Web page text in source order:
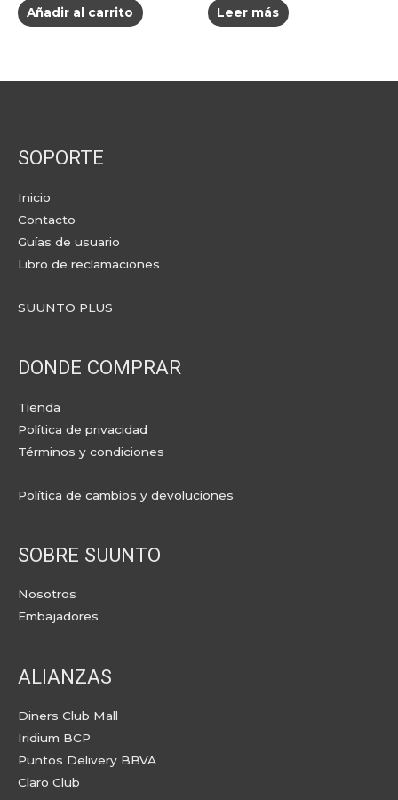
Añadir al carrito Leer más
SOPORTE
Inicio
Contacto
Guías de usuario
Libro de reclamaciones
SUUNTO PLUS
DONDE COMPRAR
Tienda
Política de privacidad
Términos y condiciones
Política de cambios y devoluciones
SOBRE SUUNTO
Nosotros
Embajadores
ALIANZAS
Diners Club Mall
Iridium BCP
Puntos Delivery BBVA
Claro Club